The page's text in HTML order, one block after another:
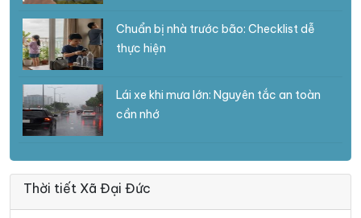
Chuẩn bị nhà trước bão: Checklist dễ
thực hiện
Lái xe khi mưa lớn: Nguyên tắc an toàn
cần nhớ
Thời tiết Xã Đại Đức